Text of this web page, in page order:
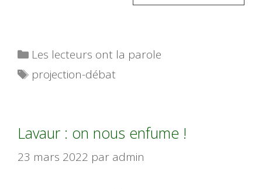
Catégories
Les lecteurs ont la parole
Étiquettes
projection-débat
Lavaur : on nous enfume !
23 mars 2022 par admin